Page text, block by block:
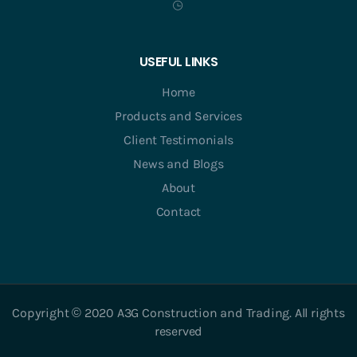
USEFUL LINKS
Home
Products and Services
Client Testimonials
News and Blogs
About
Contact
Copyright © 2020 A3G Construction and Trading. All rights
reserved